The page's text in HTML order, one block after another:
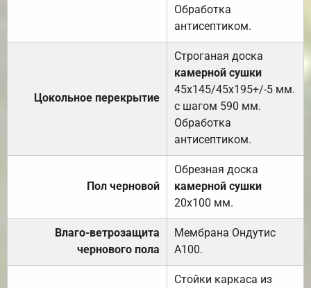
Обработка
антисептиком.
Цокольное перекрытие
Строганая доска
камерной сушки
45х145/45х195+/-5 мм.
с шагом 590 мм.
Обработка
антисептиком.
Пол черновой
Обрезная доска
камерной сушки
20х100 мм.
Влаго-ветрозащита
чернового пола
Мембрана Ондутис
А100.
Стойки каркаса из